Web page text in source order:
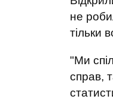
не
тільки
"Ми
справ,